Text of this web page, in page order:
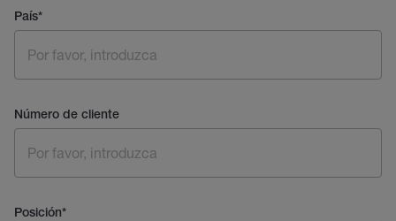
País*
Número de cliente
Posición*